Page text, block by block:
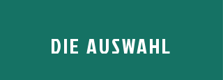
DIE AUSWAHL